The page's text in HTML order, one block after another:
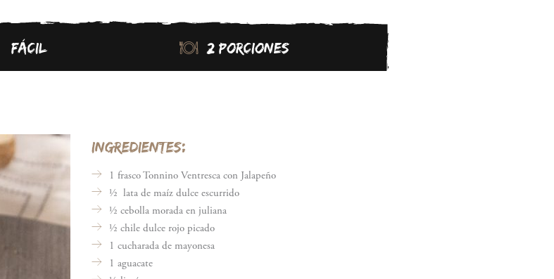
FÁCIL 2 PORCIONES
INGREDIENTES:
1 frasco Tonnino Ventresca con Jalapeño
½ lata de maíz dulce escurrido
½ cebolla morada en juliana
½ chile dulce rojo picado
1 cucharada de mayonesa
1 aguacate